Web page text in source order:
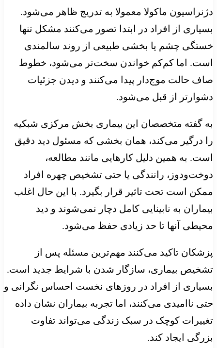
دژنراسیون ماکولا معمولا به تدریج ظاهر می‌شود.
بسیاری از افراد در ابتدا تصور می‌کنند مشکل تنها
خستگی چشم یا بخشی طبیعی از روند سالمندی
است. اما کم‌کم خواندن سخت‌تر می‌شود، خطوط
صاف حالت موج‌دار پیدا می‌کنند و دیدن جزئیات
دشوارتر از قبل می‌شود.
به گفته متخصصان این بیماری بخش مرکزی شبکیه
را درگیر می‌کند، همان بخشی که مسئول دید دقیق
است. به همین دلیل کارهایی مانند مطالعه،
دوخت‌ودوز، رانندگی یا حتی تشخیص چهره افراد
ممکن است تحت تاثیر قرار بگیرد. با این حال اغلب
بیماران به نابینایی کامل دچار نمی‌شوند و دید
محیطی آنها تا حد زیادی حفظ می‌شود.
پزشکان تاکید می‌کنند مهم‌ترین مسئله پس از
تشخیص بیماری، سازگار شدن با شرایط جدید است.
بسیاری از افراد در روزهای نخست احساس نگرانی و
حتی ناامیدی می‌کنند، اما تجربه بیماران نشان داده
تغییرات کوچک در سبک زندگی می‌تواند تفاوت
بزرگی ایجاد کند.